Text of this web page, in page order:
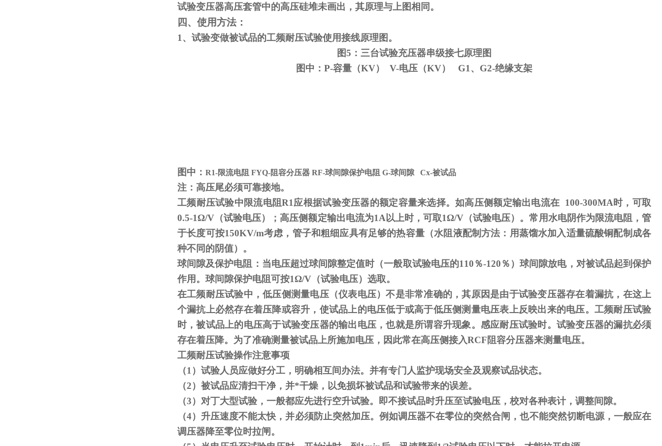
试验变压器高压套管中的高压硅堆未画出，其原理与上图相同。
四、使用方法：
1、试验变做被试品的工频耐压试验使用接线原理图。
图5：三台试验充压器串级接七原理图
图中：P-容量（KV） V-电压（KV） G1、G2-绝缘支架
图中： R1-限流电阻 FYQ-阻容分压器 RF-球间隙保护电阻 G-球间隙 Cx-被试品
注：高压尾必须可靠接地。
工频耐压试验中限流电阻R1应根据试验变压器的额定容量来选择。如高压侧额定输出电流在 100-300MA时，可取
0.5-1Ω/V（试验电压）；高压侧额定输出电流为1A 以上时，可取1Ω/V（试验电压）。常用水电阴作为限流电阻，管
于长度可按150KV/m考虑，管子和粗细应具有足够的热容量（水阻液配制方法：用蒸馏水加入适量硫酸铜配制成各
种不同的阴值）。
球间隙及保护电阻：当电压超过球间隙整定值时（一般取试验电压的110％-120％）球间隙放电，对被试品起到保护
作用。球间隙保护电阻可按1Ω/V（试验电压）选取。
在工频耐压试验中，低压侧测量电压（仪表电压）不是非常准确的，其原因是由于试验变压器存在着漏抗，在这上
个漏抗上必然存在着压降或容升，使试品上的电压低于或高于低压侧测量电压表上反映出来的电压。工频耐压试验
时，被试品上的电压高于试验变压器的输出电压，也就是所谓容升现象。感应耐压试验时。试验变压器的漏抗必须
存在着压降。为了准确测量被试品上所施加电压，因此常在高压侧接入RCF阻容分压器来测量电压。
工频耐压试验操作注意事项
（1 ）试验人员应做好分工，明确相互间办法。并有专门人监护现场安全及观察试品状态。
（2）被试品应清扫干净，并*干燥，以免损坏被试品和试验带来的误差。
（3）对丁大型试验，一般都应先进行空升试验。即不接试品时升压至试验电压，校对各种表计，调整间隙。
（4）升压速度不能太快，并必须防止突然加压。例如调压器不在零位的突然合闸，也不能突然切断电源，一般应在
调压器降至零位时拉闸。